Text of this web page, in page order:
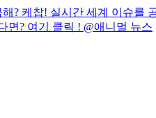
? 케찹! 실시간 세계 이슈를
면? 여기 클릭 ! @애니멀 뉴스